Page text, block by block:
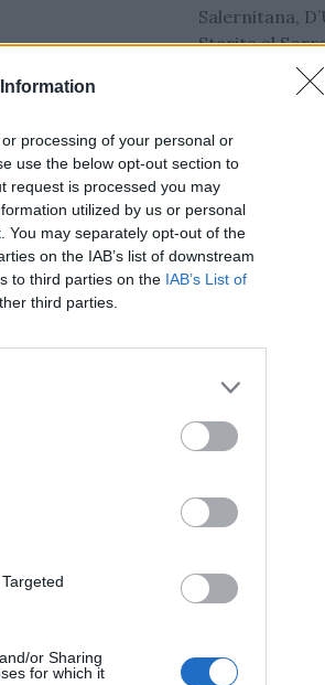
processing of your personal or
use the below opt-out section to
request is processed you may
utilized by us or personal
You may separately opt-out of the
on the IAB’s list of downstream
to third parties on the IAB’s List of
third parties.
or Sharing
for which it
spento 44
alla
tutti i
Salernitana,
Starita al
all’operazione
Arriva il
Nuovo colpo
IMACO